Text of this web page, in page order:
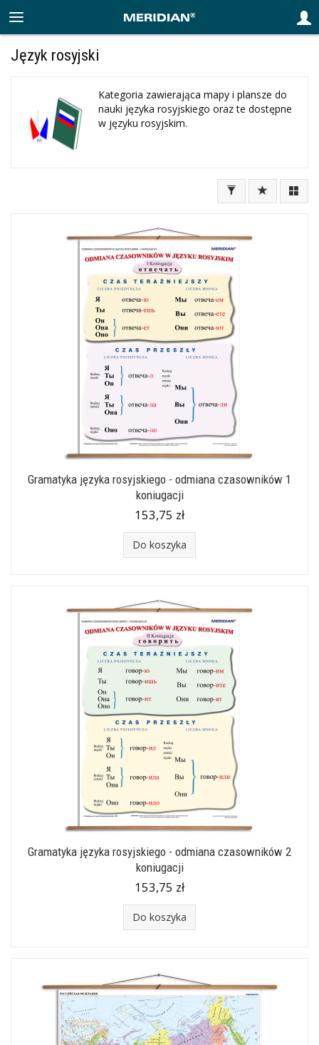
Język rosyjski
Kategoria zawierająca mapy i plansze do
nauki języka rosyjskiego oraz te dostępne
w języku rosyjskim.
Gramatyka języka rosyjskiego - odmiana czasowników 1
koniugacji
153,75 zł
Do koszyka
Gramatyka języka rosyjskiego - odmiana czasowników 2
koniugacji
153,75 zł
Do koszyka